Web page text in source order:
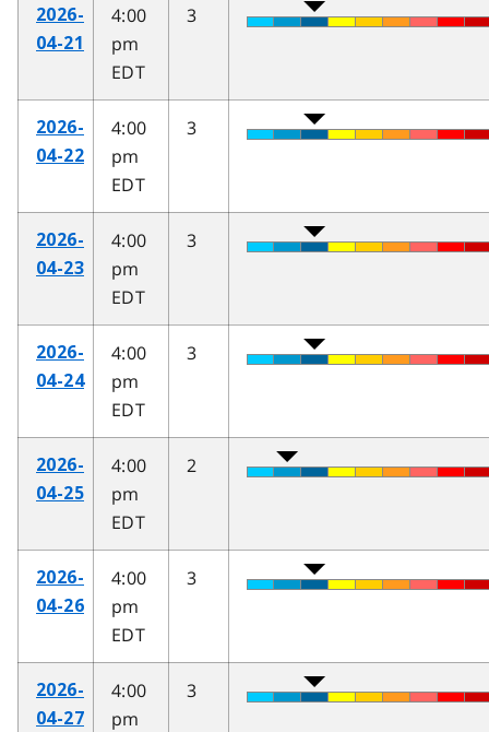
2026-
04-21
4:00
pm
EDT
3
2026-
04-22
4:00
pm
EDT
3
2026-
04-23
4:00
pm
EDT
3
2026-
04-24
4:00
pm
EDT
3
2026-
04-25
4:00
pm
EDT
2
2026-
04-26
4:00
pm
EDT
3
2026-
04-27
4:00
pm
3